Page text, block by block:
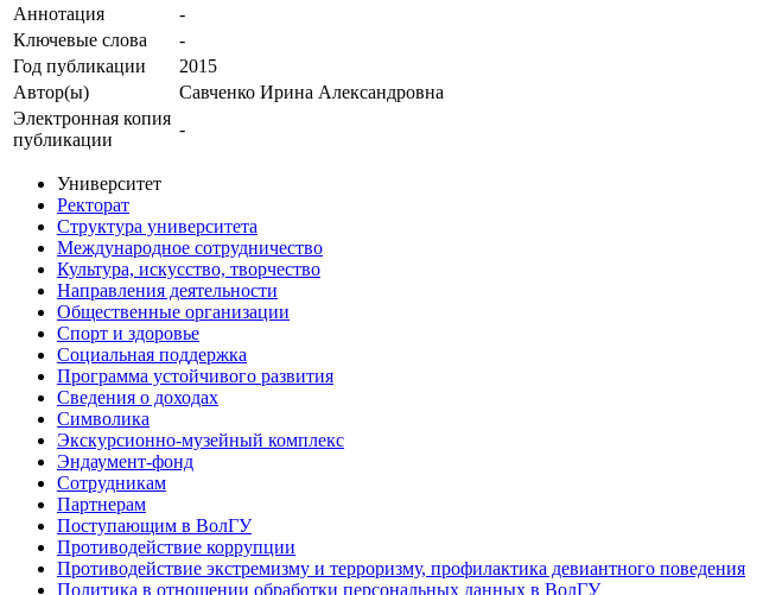
Аннотация
-
Ключевые cлова
-
Год публикации
2015
Автор(ы)
Савченко Ирина Александровна
Электронная копия
публикации
-
Университет
Ректорат
Структура университета
Международное сотрудничество
Культура, искусство, творчество
Направления деятельности
Общественные организации
Спорт и здоровье
Социальная поддержка
Программа устойчивого развития
Сведения о доходах
Символика
Экскурсионно-музейный комплекс
Эндаумент-фонд
Сотрудникам
Партнерам
Поступающим в ВолГУ
Противодействие коррупции
Противодействие экстремизму и терроризму, профилактика девиантного поведения
Политика в отношении обработки персональных данных в ВолГУ